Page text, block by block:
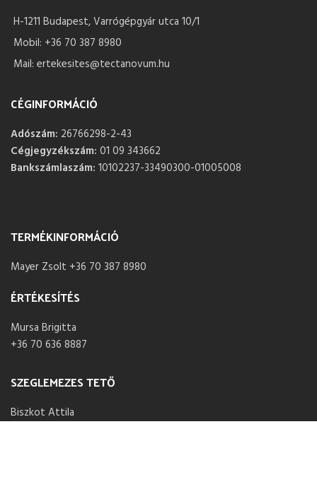
H-1211 Budapest, Varrógépgyár utca 10/1
Mobil: +36 70 387 8980
Mail: ertekesites@tectanovum.hu
CÉGINFORMÁCIÓ
Adószám: 26766298-2-43
Cégjegyzékszám: 01 09 343662
Bankszámlaszám: 10102237-33490300-01005008
TERMÉKINFORMÁCIÓ
Mayer Zsolt +36 70 387 8980
ÉRTÉKESÍTÉS
Mursa Brigitta
+36 70 636 8887
SZEGLEMEZES TETŐ
Biszkot Attila